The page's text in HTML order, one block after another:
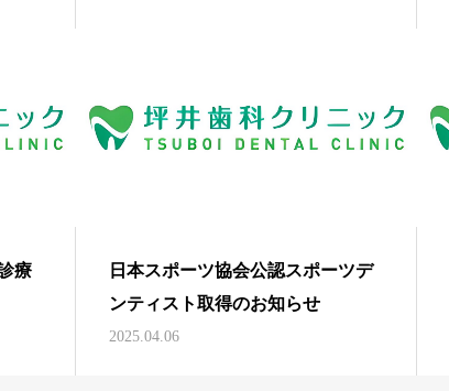
療
日本スポーツ協会公認スポーツデ
ンティスト取得のお知らせ
2025.04.06